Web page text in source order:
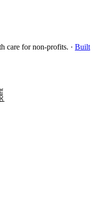
for non-profits. · Built